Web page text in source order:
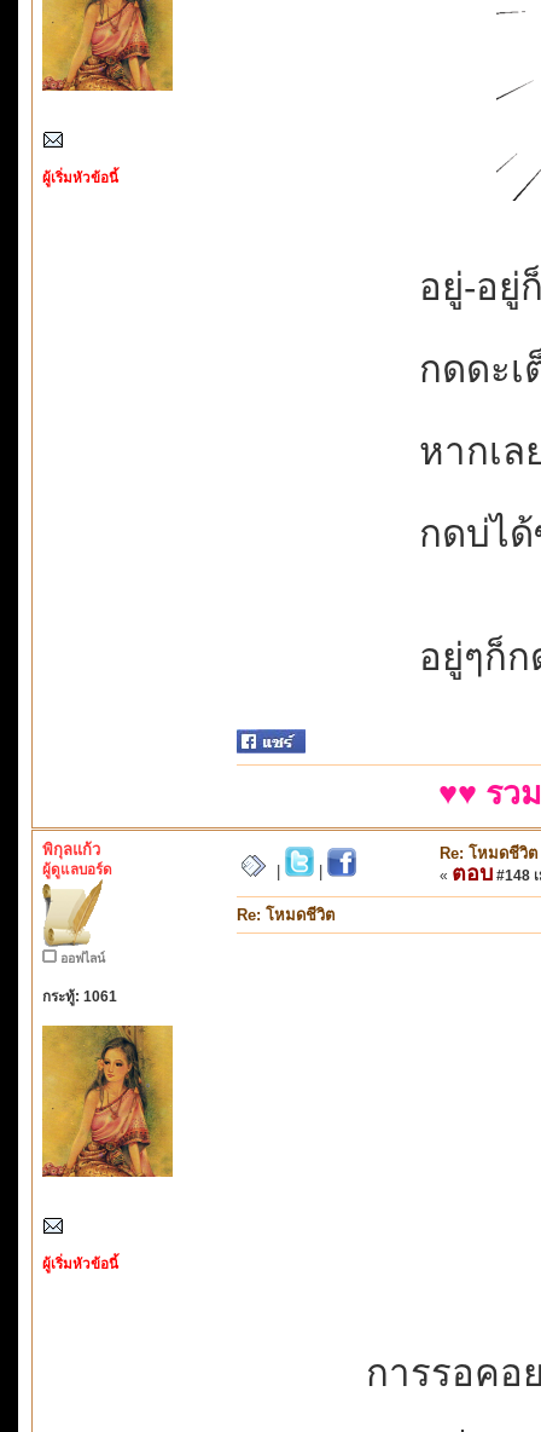
ผู้เริ่มหัวข้อนี้
อยู่-อยู่
กดดะ
หากเ
กดบ่ไ
อยู่ๆก็
♥♥ รว
พิกุลแก้ว
ผู้ดูแลบอร์ด
ออฟไลน์
กระทู้: 1061
ผู้เริ่มหัวข้อนี้
Re: โหมดชีวิต
« ตอบ #148
Re: โหมดชีวิต
การรอคอ